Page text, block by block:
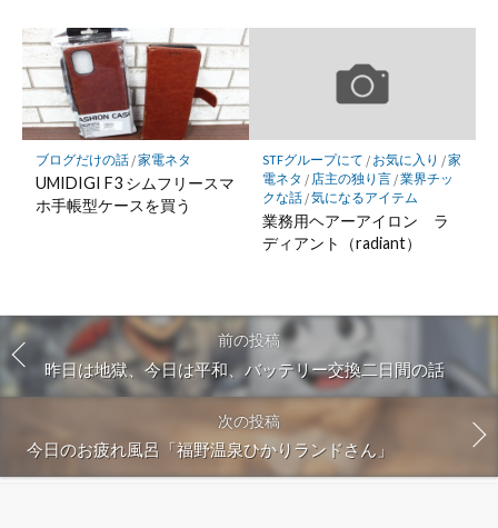
ブログだけの話/家電ネタ
UMIDIGI F3 シムフリースマ
ホ手帳型ケースを買う
STFグループにて / お気に入り /家
電ネタ / 店主の独り言/業界チッ
クな話/気になるアイテム
業務用ヘアーアイロン ラ
ディアント（radiant）
前の投稿
昨日は地獄、今日は平和、バッテリー交換二日間の話
次の投稿
今日のお疲れ風呂「福野温泉ひかりランドさん」